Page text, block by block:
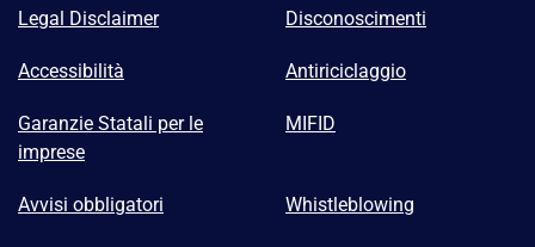
Legal Disclaimer Disconoscimenti
Accessibilità Antiriciclaggio
Garanzie Statali per le
imprese
MIFID
Avvisi obbligatori Whistleblowing